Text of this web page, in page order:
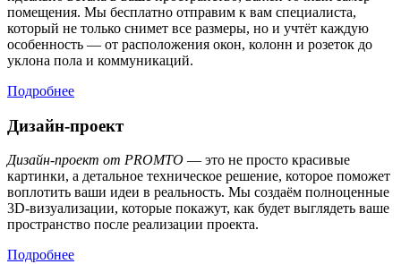
помещения. Мы бесплатно отправим к вам специалиста,
который не только снимет все размеры, но и учтёт каждую
особенность — от расположения окон, колонн и розеток до
уклона пола и коммуникаций.
Подробнее
Дизайн-проект
Дизайн-проект от PROMTO — это не просто красивые
картинки, а детальное техническое решение, которое поможет
воплотить ваши идеи в реальность. Мы создаём полноценные
3D-визуализации, которые покажут, как будет выглядеть ваше
пространство после реализации проекта.
Подробнее